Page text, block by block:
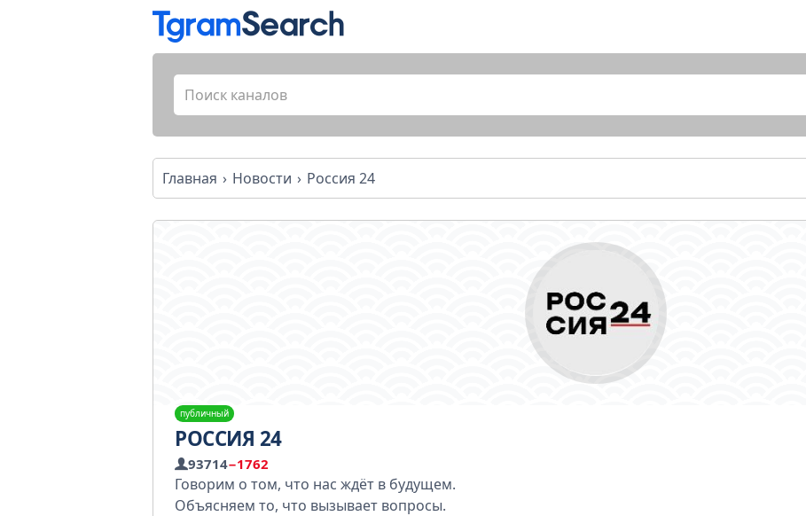
Главная Новости Россия 24
публичный
РОССИЯ 24
93714−1762
Говорим о том, что нас ждёт в будущем.
Объясняем то, что вызывает вопросы.